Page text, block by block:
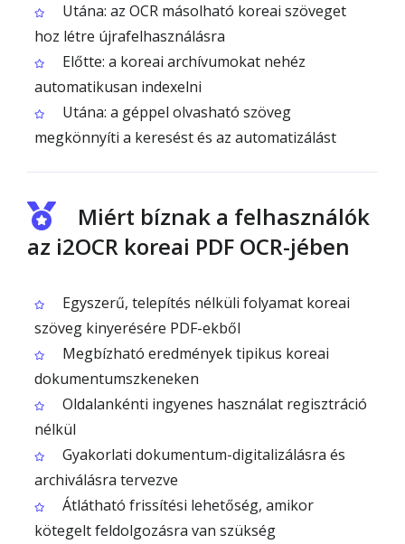
Utána: az OCR másolható koreai szöveget
hoz létre újrafelhasználásra
Előtte: a koreai archívumokat nehéz
automatikusan indexelni
Utána: a géppel olvasható szöveg
megkönnyíti a keresést és az automatizálást
Miért bíznak a felhasználók
az i2OCR koreai PDF OCR-jében
Egyszerű, telepítés nélküli folyamat koreai
szöveg kinyerésére PDF-ekből
Megbízható eredmények tipikus koreai
dokumentumszkeneken
Oldalankénti ingyenes használat regisztráció
nélkül
Gyakorlati dokumentum-digitalizálásra és
archiválásra tervezve
Átlátható frissítési lehetőség, amikor
kötegelt feldolgozásra van szükség